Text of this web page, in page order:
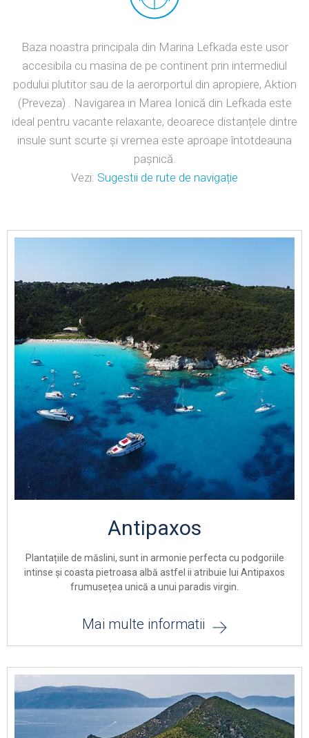
Baza noastra principala din Marina Lefkada este usor
accesibila cu masina de pe continent prin intermediul
podului plutitor sau de la aerorportul din apropiere, Aktion
(Preveza) . Navigarea in Marea Ionică din Lefkada este
ideal pentru vacante relaxante, deoarece distanțele dintre
insule sunt scurte și vremea este aproape întotdeauna
pașnică.
Vezi: Sugestii de rute de navigație
Antipaxos
Plantațiile de măslini, sunt in armonie perfecta cu podgoriile
intinse și coasta pietroasa albă astfel ii atribuie lui Antipaxos
frumusețea unică a unui paradis virgin.
Mai multe informatii